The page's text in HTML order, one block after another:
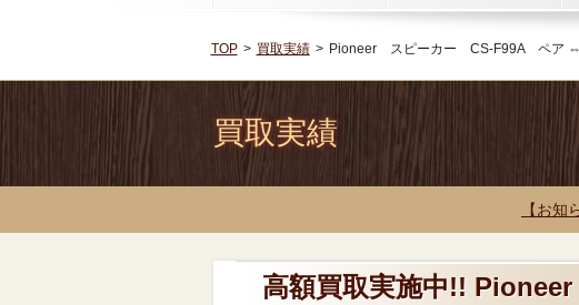
TOP 買取実績 Pioneer スピーカー CS-F99A ペア ⇔
買取実績
【お
高額買取実施中!!